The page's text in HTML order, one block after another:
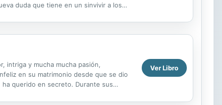
duda que tiene en un sinvivir a los
intriga y mucha mucha pasión,
en su matrimonio desde que se dio
querido en secreto. Durante sus
Ver Libro